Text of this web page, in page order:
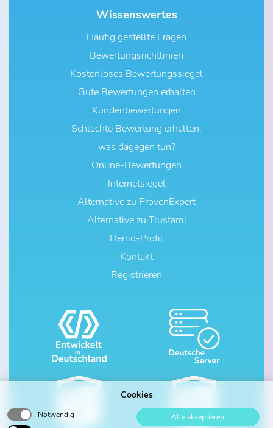
Cookies
Notwendig
Alle akzeptieren
Wissenswertes
Häufig gestellte Fragen
Bewertungsrichtlinien
Kostenloses Bewertungssiegel
Gute Bewertungen erhalten
Kundenbewertungen
Schlechte Bewertung erhalten,
was dagegen tun?
Online-Bewertungen
Internetsiegel
Alternative zu ProvenExpert
Alternative zu Trustami
Demo-Profil
Kontakt
Registrieren